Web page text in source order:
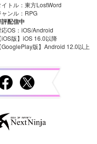
イトル：東方LostWord
ャンル：RPG
配信中
応OS：iOS/Android
iOS版】iOS 16.0以降
GooglePlay版】Android 12.0以上